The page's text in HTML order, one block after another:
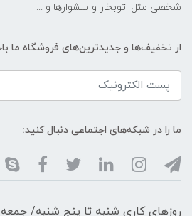
شخصی مثل اتوبخار و سشوارها و ...
از تخفیف‌ها و جدیدترین‌های فروشگاه ما
ما را در شبکه‌های اجتماعی دنبال کنید:
روزهای کاری شنبه تا پنج شنبه/